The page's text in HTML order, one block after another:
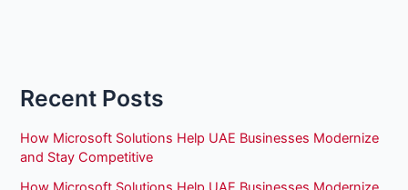
Recent Posts
How Microsoft Solutions Help UAE Businesses Modernize
and Stay Competitive